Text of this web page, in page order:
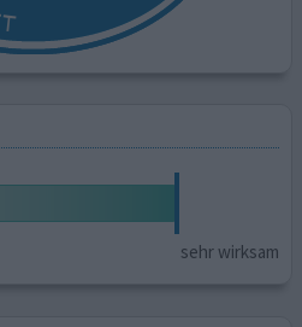
sehr wirksam